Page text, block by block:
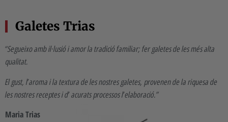
Galetes Trias
“Segueixo amb il·lusió i amor la tradició familiar; fer galetes de les més alta
qualitat.
El gust, l’aroma i la textura de les nostres galetes, provenen de la riquesa de
les nostres receptes i d’ acurats processos l’elaboració.”
Maria Trias